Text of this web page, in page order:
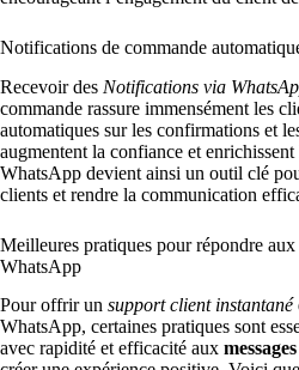
Notifications de commande
Recevoir des Notifications via
commande rassure immensément les
automatiques sur les confirmations et
augmentent la confiance et enrichissent
WhatsApp devient ainsi un outil clé
clients et rendre la communication
Meilleures pratiques pour répondre aux
WhatsApp
Pour offrir un support client instantané
WhatsApp, certaines pratiques sont
avec rapidité et efficacité aux